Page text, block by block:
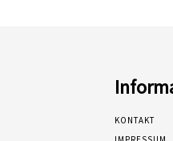
KONTAKT